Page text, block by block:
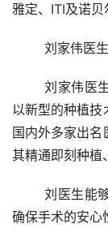
雅定、ITI及诺贝
刘家伟医
	刘家伟医生是苏州好牙口腔医院的另一位种植医师，
以新型的种植技
国内外多家出
其精通即刻种植
	刘医生能够根据患者的口腔情况量身定制种植方案，
确保手术的安心